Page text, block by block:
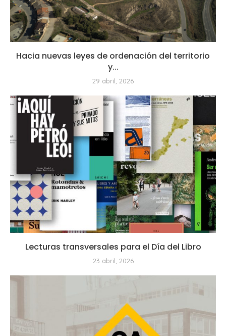
Hacia nuevas leyes de ordenación del territorio
y...
29 abril, 2026
Lecturas transversales para el Día del Libro
23 abril, 2026